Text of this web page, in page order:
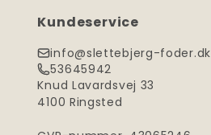
Kundeservice
info@slettebjerg-foder.dk
53645942
Knud Lavardsvej 33
4100 Ringsted